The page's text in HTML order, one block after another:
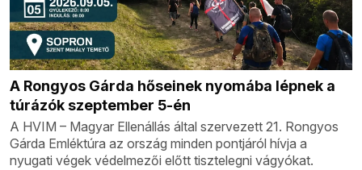
A Rongyos Gárda hőseinek nyomába lépnek a
túrázók szeptember 5-én
A HVIM – Magyar Ellenállás által szervezett 21. Rongyos
Gárda Emléktúra az ország minden pontjáról hívja a
nyugati végek védelmezői előtt tisztelegni vágyókat.